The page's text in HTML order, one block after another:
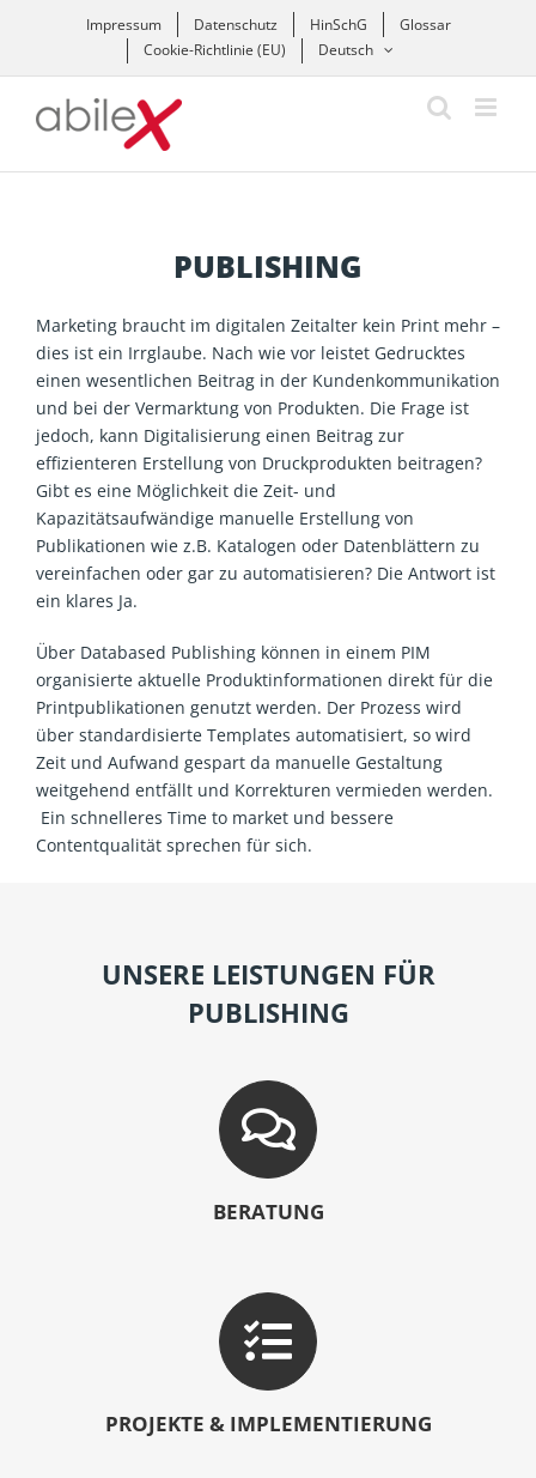
Impressum Datenschutz HinSchG
Glossar
Cookie-Richtlinie (EU)
Deutsch
PUBLISHING
Marketing braucht im digitalen Zeitalter kein Print mehr –
dies ist ein Irrglaube. Nach wie vor leistet Gedrucktes
einen wesentlichen Beitrag in der Kundenkommunikation
und bei der Vermarktung von Produkten. Die Frage ist
jedoch, kann Digitalisierung einen Beitrag zur
effizienteren Erstellung von Druckprodukten beitragen?
Gibt es eine Möglichkeit die Zeit- und
Kapazitätsaufwändige manuelle Erstellung von
Publikationen wie z.B. Katalogen oder Datenblättern zu
vereinfachen oder gar zu automatisieren? Die Antwort ist
ein klares Ja.
Über Databased Publishing können in einem PIM
organisierte aktuelle Produktinformationen direkt für die
Printpublikationen genutzt werden. Der Prozess wird
über standardisierte Templates automatisiert, so wird
Zeit und Aufwand gespart da manuelle Gestaltung
weitgehend entfällt und Korrekturen vermieden werden.
Ein schnelleres Time to market und bessere
Contentqualität sprechen für sich.
UNSERE LEISTUNGEN FÜR
PUBLISHING
BERATUNG
PROJEKTE & IMPLEMENTIERUNG